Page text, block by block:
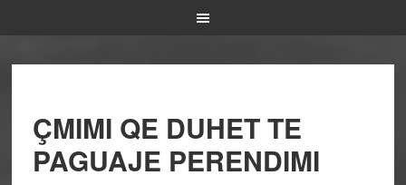
ÇMIMI QE DUHET TE
PAGUAJE PERENDIMI